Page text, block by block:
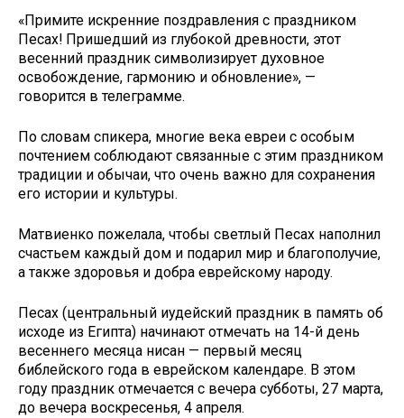
«Примите искренние поздравления с праздником
Песах! Пришедший из глубокой древности, этот
весенний праздник символизирует духовное
освобождение, гармонию и обновление», —
говорится в телеграмме.
По словам спикера, многие века евреи с особым
почтением соблюдают связанные с этим праздником
традиции и обычаи, что очень важно для сохранения
его истории и культуры.
Матвиенко пожелала, чтобы светлый Песах наполнил
счастьем каждый дом и подарил мир и благополучие,
а также здоровья и добра еврейскому народу.
Песах (центральный иудейский праздник в память об
исходе из Египта) начинают отмечать на 14-й день
весеннего месяца нисан — первый месяц
библейского года в еврейском календаре. В этом
году праздник отмечается с вечера субботы, 27 марта,
до вечера воскресенья, 4 апреля.